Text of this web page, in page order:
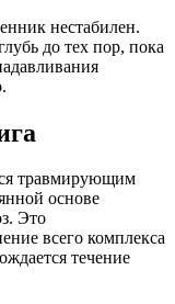
нестабилен.
до тех пор, пока
травмирующим
основе
Это
всего комплекса
течение